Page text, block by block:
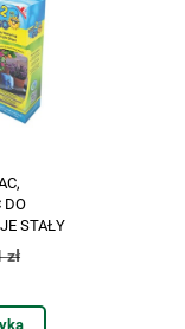
DO
STAŁY
zł